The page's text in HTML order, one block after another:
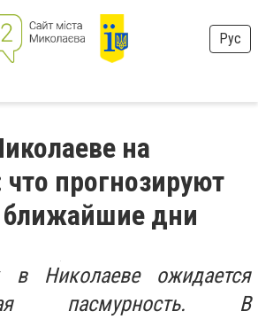
Рус
на
прогнозируют
дни
Николаеве ожидается
пасмурность. В